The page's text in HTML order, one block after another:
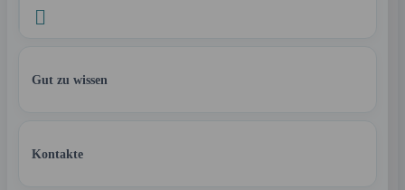

Gut zu wissen
Kontakte